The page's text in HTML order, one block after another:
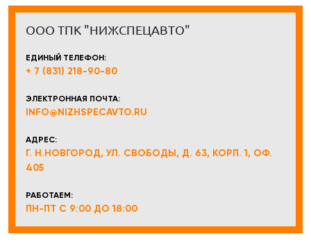
ООО ТПК "НИЖСПЕЦАВТО"
ЕДИНЫЙ ТЕЛЕФОН:
+ 7 (831) 218-90-80
ЭЛЕКТРОННАЯ ПОЧТА:
INFO@NIZHSPECAVTO.RU
АДРЕС:
Г. Н.НОВГОРОД, УЛ. СВОБОДЫ, Д. 63, КОРП. 1, ОФ.
405
РАБОТАЕМ:
ПН-ПТ С 9:00 ДО 18:00